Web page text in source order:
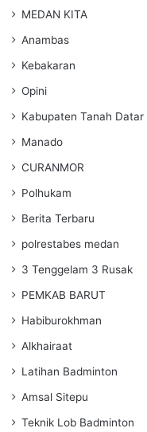
MEDAN KITA
Anambas
Kebakaran
Opini
Kabupaten Tanah Datar
Manado
CURANMOR
Polhukam
Berita Terbaru
polrestabes medan
3 Tenggelam 3 Rusak
PEMKAB BARUT
Habiburokhman
Alkhairaat
Latihan Badminton
Amsal Sitepu
Teknik Lob Badminton